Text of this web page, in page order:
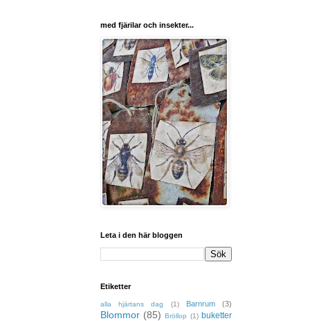
med fjärilar och insekter...
Leta i den här bloggen
Etiketter
alla hjärtans dag (1) Barnrum (3)
Blommor (85) Bröllop (1) buketter